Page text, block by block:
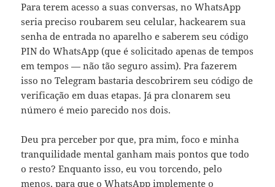
Para terem acesso a suas conversas, no WhatsApp
seria preciso roubarem seu celular, hackearem sua
senha de entrada no aparelho e saberem seu código
PIN do WhatsApp (que é solicitado apenas de tempos
em tempos — não tão seguro assim). Pra fazerem
isso no Telegram bastaria descobrirem seu código de
verificação em duas etapas. Já pra clonarem seu
número é meio parecido nos dois.
Deu pra perceber por que, pra mim, foco e minha
tranquilidade mental ganham mais pontos que todo
o resto? Enquanto isso, eu vou torcendo, pelo
menos, para que o WhatsApp implemente o